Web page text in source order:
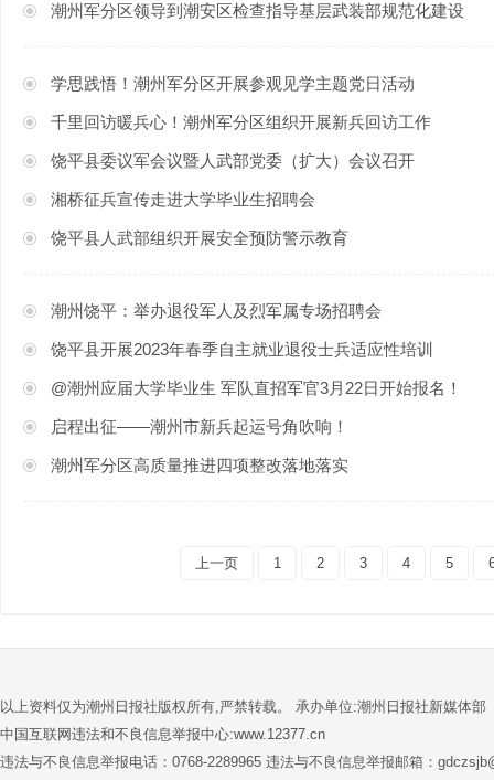
潮州军分区领导到潮安区检查指导基层武装部规范化建设
学思践悟！潮州军分区开展参观见学主题党日活动
千里回访暖兵心！潮州军分区组织开展新兵回访工作
饶平县委议军会议暨人武部党委（扩大）会议召开
湘桥征兵宣传走进大学毕业生招聘会
饶平县人武部组织开展安全预防警示教育
潮州饶平：举办退役军人及烈军属专场招聘会
饶平县开展2023年春季自主就业退役士兵适应性培训
@潮州应届大学毕业生 军队直招军官3月22日开始报名！
启程出征——潮州市新兵起运号角吹响！
潮州军分区高质量推进四项整改落地落实
上一页 1 2 3 4 5
以上资料仅为潮州日报社版权所有,严禁转载。 承办单位:潮州日报社新媒体部
中国互联网违法和不良信息举报中心:www.12377.cn
违法与不良信息举报电话：0768-2289965 违法与不良信息举报邮箱：